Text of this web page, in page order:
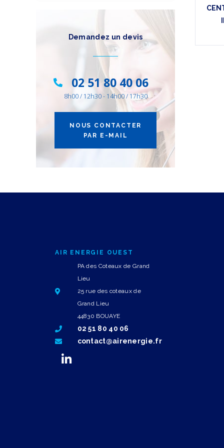
Demandez un devis
02 51 80 40 06
8h00 / 12h30 - 14h00 / 17h30
NOUS CONTACTER
PAR E-MAIL
AIR ENERGIE OUEST
PA des Coteaux de Grand
Lieu
25 rue des coteaux de
Grand Lieu
44830 BOUAYE
02 51 80 40 06
contact@airenergie.fr